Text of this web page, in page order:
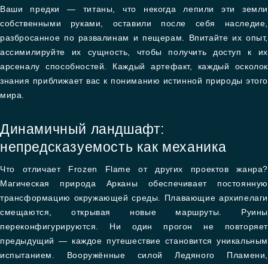
Ваши предки — титаны, что некогда лепили эти земли
собственными руками, оставили после себя наследие,
разбросанное по развалинам и пещерам. Впитайте их опыт,
ассимилируйте их сущность, чтобы получить доступ к их
арсеналу способностей. Каждый артефакт, каждый осколок
знания приближает вас к пониманию истинной природы этого
мира.
Динамичный ландшафт:
непредсказуемость как механика
Что отличает Frozen Flame от других проектов жанра?
Магическая природа Арканы обеспечивает постоянную
трансформацию окружающей среды. Плавающие архипелаги
смещаются, открывая новые маршруты. Руины
переконфигурируются. Ни один прогон не повторяет
предыдущий — каждое путешествие становится уникальным
испытанием. Вооружённые силой Ледяного Пламени,